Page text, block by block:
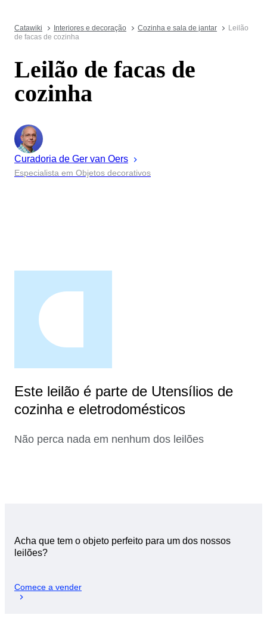
Catawiki Interiores e decoração Cozinha e sala de jantar
Leilão
de facas de cozinha
Leilão de facas de
cozinha
Curadoria de Ger van Oers
Especialista em Objetos decorativos
Este leilão é parte de Utensílios de
cozinha e eletrodomésticos
Não perca nada em nenhum dos leilões
Acha que tem o objeto perfeito para um dos nossos
leilões?
Comece a vender